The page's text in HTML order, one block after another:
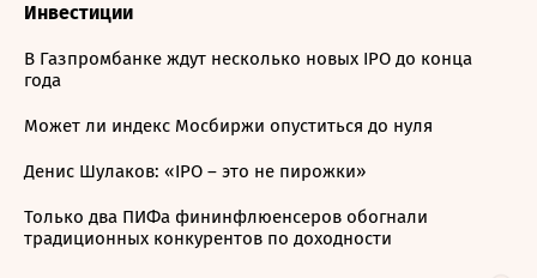
Инвестиции
В Газпромбанке ждут несколько новых IPO до конца
года
Может ли индекс Мосбиржи опуститься до нуля
Денис Шулаков: «IPO – это не пирожки»
Только два ПИФа фининфлюенсеров обогнали
традиционных конкурентов по доходности